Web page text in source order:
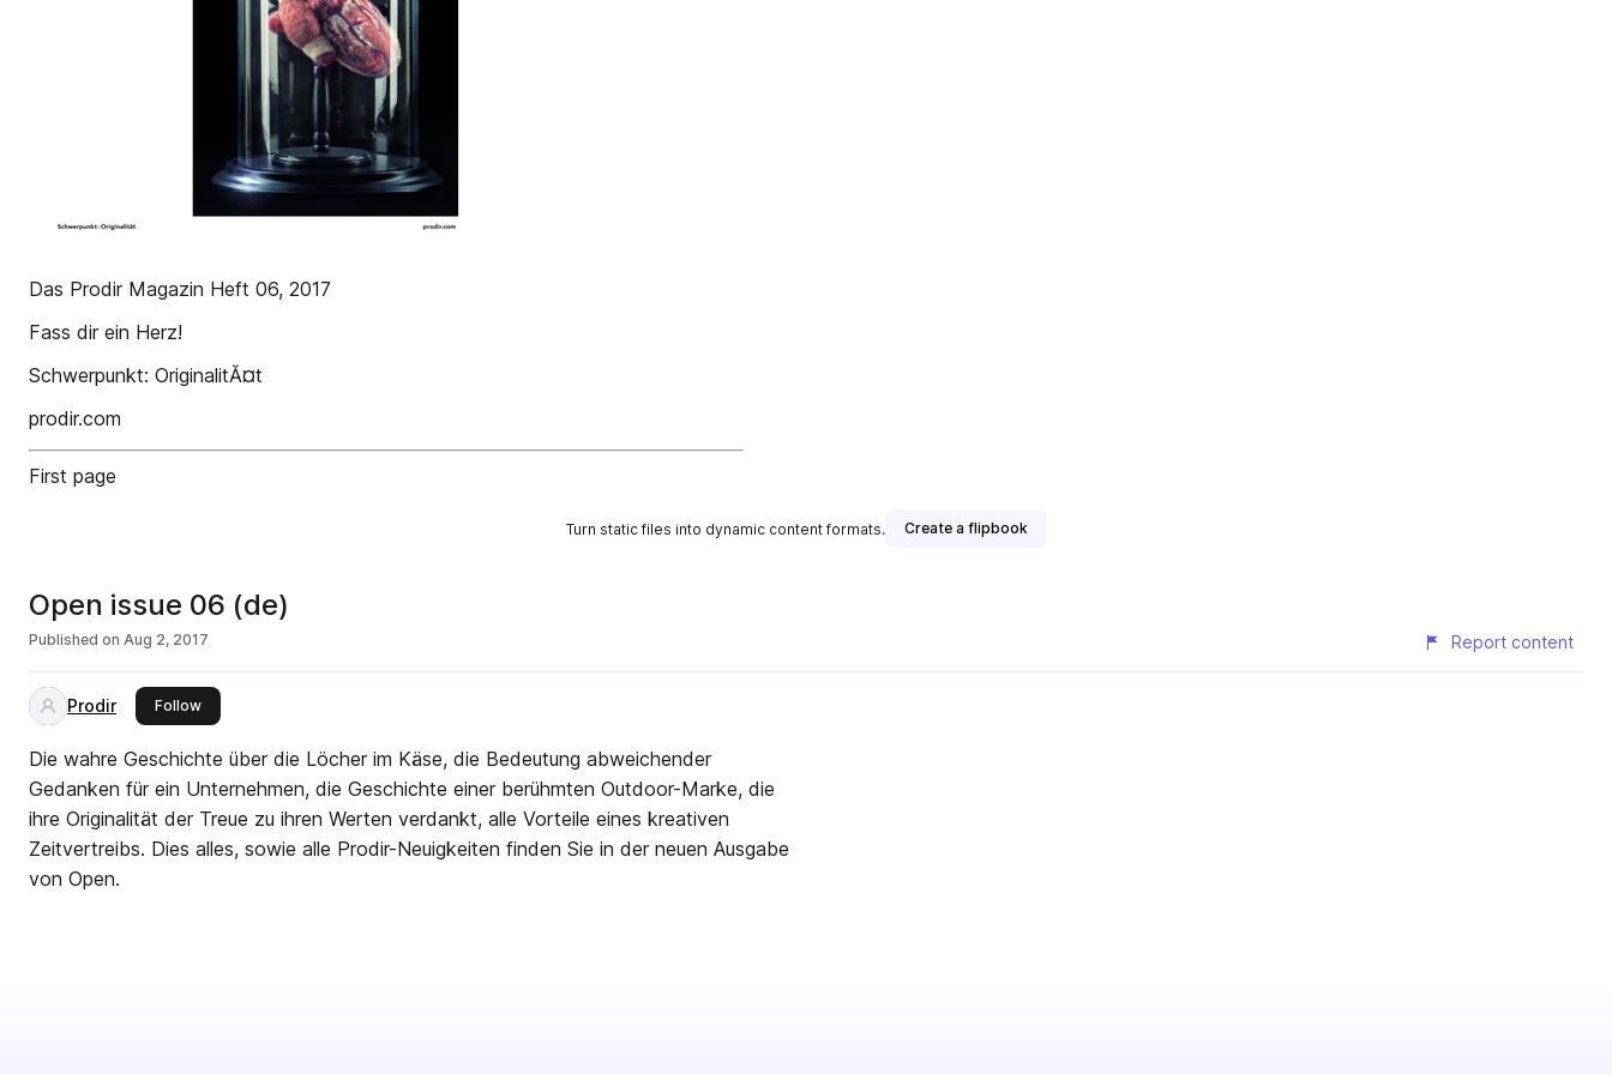
Das Prodir Magazin Heft 06, 2017
Fass dir ein Herz!
Schwerpunkt: OriginalitĂ¤t
prodir.com
First page
Turn static files into dynamic content formats. Create a flipbook
Open issue 06 (de)
Published on Aug 2, 2017 Report content
Prodir Followthis publisher
Die wahre Geschichte über die Löcher im Käse, die Bedeutung abweichender
Gedanken für ein Unternehmen, die Geschichte einer berühmten Outdoor-Marke, die
ihre Originalität der Treue zu ihren Werten verdankt, alle Vorteile eines kreativen
Zeitvertreibs. Dies alles, sowie alle Prodir-Neuigkeiten finden Sie in der neuen Ausgabe
von Open.